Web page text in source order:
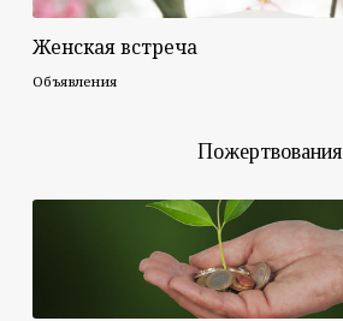
Женская встреча
Объявления
Пожертвования